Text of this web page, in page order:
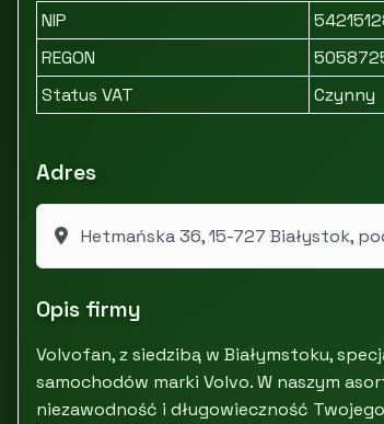
NIP
REGON
Status VAT
Czynny
Adres
Hetmańska 36, 15-727 Białystok,
Opis firmy
Volvofan, z siedzibą w Białymstoku,
samochodów marki Volvo. W naszym
niezawodność i długowieczność